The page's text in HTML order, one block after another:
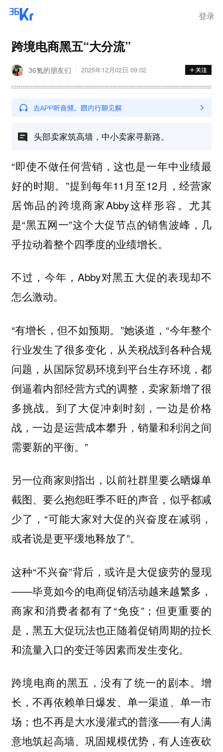
登录
跨境电商黑五“大分流”
36氪的朋友们 2025年12月02日 09:02
头部卖家筑高墙，中小卖家寻新路。
“即使不做任何营销，这也是一年中业绩最
好的时期。”提到每年11月至12月，经营家
居饰品的跨境商家Abby这样形容。尤其
是“黑五网一”这个大促节点的销售波峰，几
乎拉动着整个四季度的业绩增长。
不过，今年，Abby对黑五大促的表现却不
怎么激动。
“有增长，但不如预期。”她谈道，“今年整个
行业发生了很多变化，从关税战到各种合规
问题，从国际贸易环境到平台生存环境，都
倒逼着内部经营方式的调整，卖家新增了很
多挑战。到了大促冲刺时刻，一边是价格
战，一边是运营成本攀升，销量和利润之间
需要新的平衡。”
另一位商家则指出，以前社群里要么晒爆单
截图、要么抱怨旺季不旺的声音，似乎都减
少了，“可能大家对大促的兴奋度在减弱，
或者说是更平缓地释放了”。
这种“不兴奋”背后，或许是大促疲劳的显现
——毕竟如今的电商促销活动越来越繁多，
商家和消费者都有了“免疫”；但更重要的
是，黑五大促玩法也正随着促销周期的拉长
和流量入口的变迁等因素而发生变化。
跨境电商的黑五，没有了统一的剧本。增
长，不再依赖单日爆发、单一渠道、单一市
场；也不再是大水漫灌式的普涨——有人满
意地筑起高墙、巩固规模优势，有人连夜砍